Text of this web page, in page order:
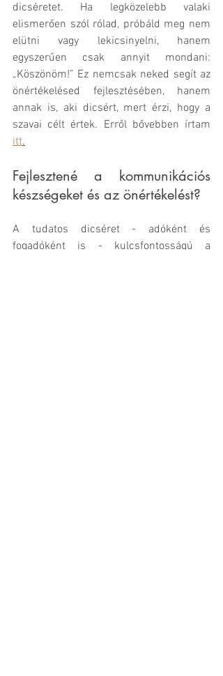
dicséretet. Ha legközelebb valaki
elismerően szól rólad, próbáld meg nem
elütni vagy lekicsinyelni, hanem
egyszerűen csak annyit mondani:
„Köszönöm!” Ez nemcsak neked segít az
önértékelésed fejlesztésében, hanem
annak is, aki dicsért, mert érzi, hogy a
itt.
Fejlesztené a kommunikációs
készségeket és az önértékelést?
A tudatos dicséret - adóként és
fogadóként is - kulcsfontosságú a